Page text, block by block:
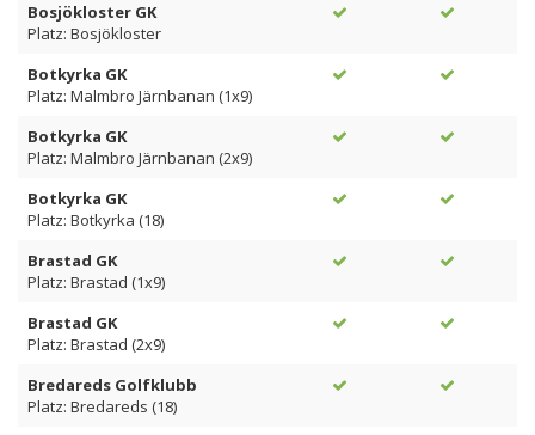
Bosjökloster GK
Platz: Bosjökloster
Botkyrka GK
Platz: Malmbro Järnbanan (1x9)
Botkyrka GK
Platz: Malmbro Järnbanan (2x9)
Botkyrka GK
Platz: Botkyrka (18)
Brastad GK
Platz: Brastad (1x9)
Brastad GK
Platz: Brastad (2x9)
Bredareds Golfklubb
Platz: Bredareds (18)